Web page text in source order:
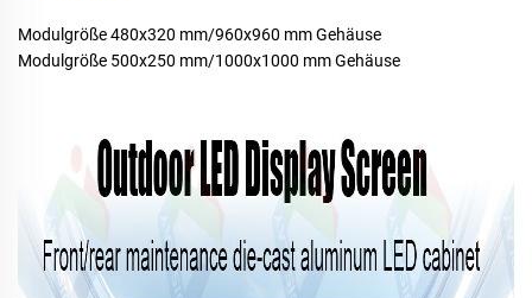
Modulgröße 480x320 mm/960x960 mm Gehäuse
Modulgröße 500x250 mm/1000x1000 mm Gehäuse